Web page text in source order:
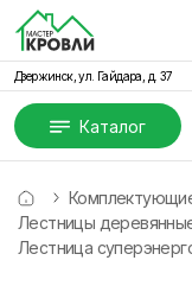
Дзержинск, ул. Гайдара, д. 37
Каталог
Лестницы
Лестница